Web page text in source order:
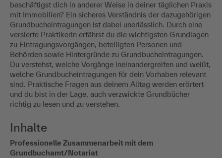
beschäftigst dich in anderer Weise in deiner täglichen Praxis
mit Immobilien? Ein sicheres Verständnis der dazugehörigen
Grundbucheintragungen ist dabei unerlässlich. Durch eine
versierte Praktikerin erfährst du die wichtigsten Grundlagen
zu Eintragungsvorgängen, beteiligten Personen und
Behörden sowie Hintergründe zu Grundbucheintragungen.
Du verstehst, welche Vorgänge ineinandergreifen und weißt,
welche Grundbucheintragungen für dein Vorhaben relevant
sind. Praktische Fragen aus deinem Alltag werden erörtert
und du bist in der Lage, auch verzwickte Grundbücher
richtig zu lesen und zu verstehen.
Inhalte
Professionelle Zusammenarbeit mit dem
Grundbuchamt/Notariat